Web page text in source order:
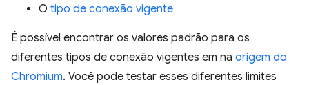
O tipo de conexão vigente
É possível encontrar os valores padrão para os
diferentes tipos de conexão vigentes em na origem do
Chromium. Você pode testar esses diferentes limites